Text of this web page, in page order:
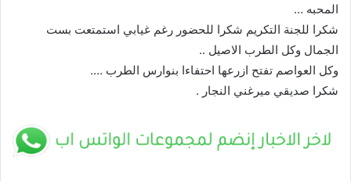
المحبه …
شكرا للجنة التكريم شكرا للحضور رغم غيابي استمتعت بست
الجمال وكل الطرب الاصيل ..
وكل العواصم تفتح ازرعها احتفاءا بنوارس الطرب ….
شكرا صديقي ميرغني النجار .